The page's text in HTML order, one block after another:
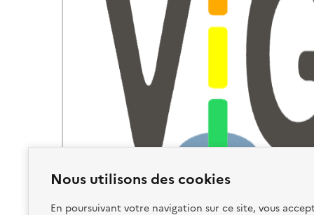
Nous utilisons des cookies
En poursuivant votre navigation sur ce site, vous